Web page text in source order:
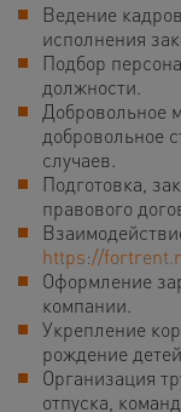
Ведение
исполнения
Подбор
должности.
Добровольное
добровольное
случаев.
Подготовка,
правового
https://
Оформление
компании.
Укрепление
рождение
Организация
отпуска,